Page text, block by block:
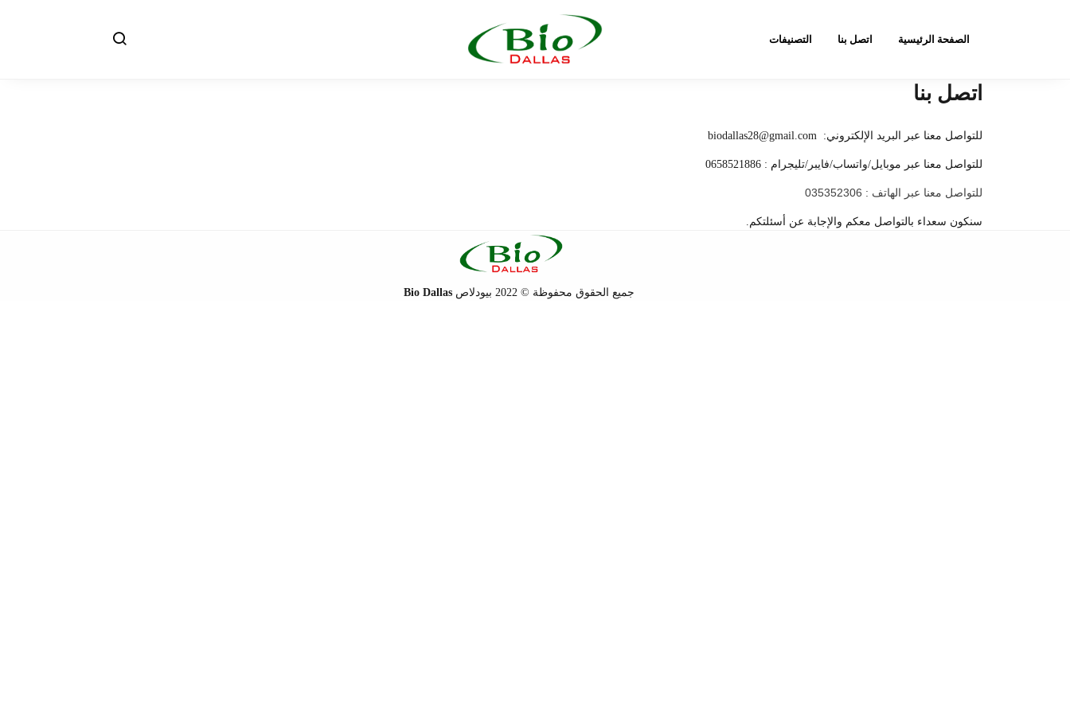
الصفحة الرئيسية اتصل بنا التصنيفات
اتصل بنا
للتواصل معنا عبر البريد الإلكتروني: biodallas28@gmail.com
للتواصل معنا عبر موبايل/واتساب/فايبر/تليجرام : 0658521886
للتواصل معنا عبر الهاتف : 035352306
سنكون سعداء بالتواصل معكم والإجابة عن أسئلتكم.
جميع الحقوق محفوظة © 2022 بيودلاص Bio Dallas